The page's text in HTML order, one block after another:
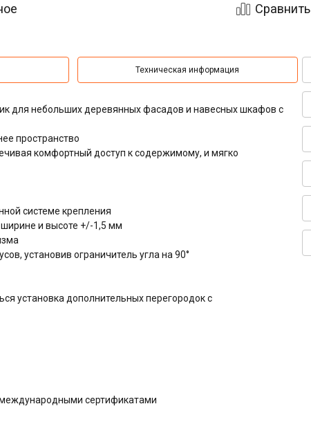
Сравнить
Техническая информация
для небольших деревянных фасадов и навесных шкафов с
пространство
комфортный доступ к содержимому, и мягко
системе крепления
ширине и высоте +/-1,5 мм
установив ограничитель угла на 90°
установка дополнительных перегородок с
сертификатами